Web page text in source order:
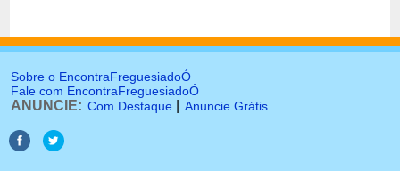
Sobre o EncontraFreguesiadoÓ
Fale com EncontraFreguesiadoÓ
ANUNCIE: Com Destaque Anuncie Grátis